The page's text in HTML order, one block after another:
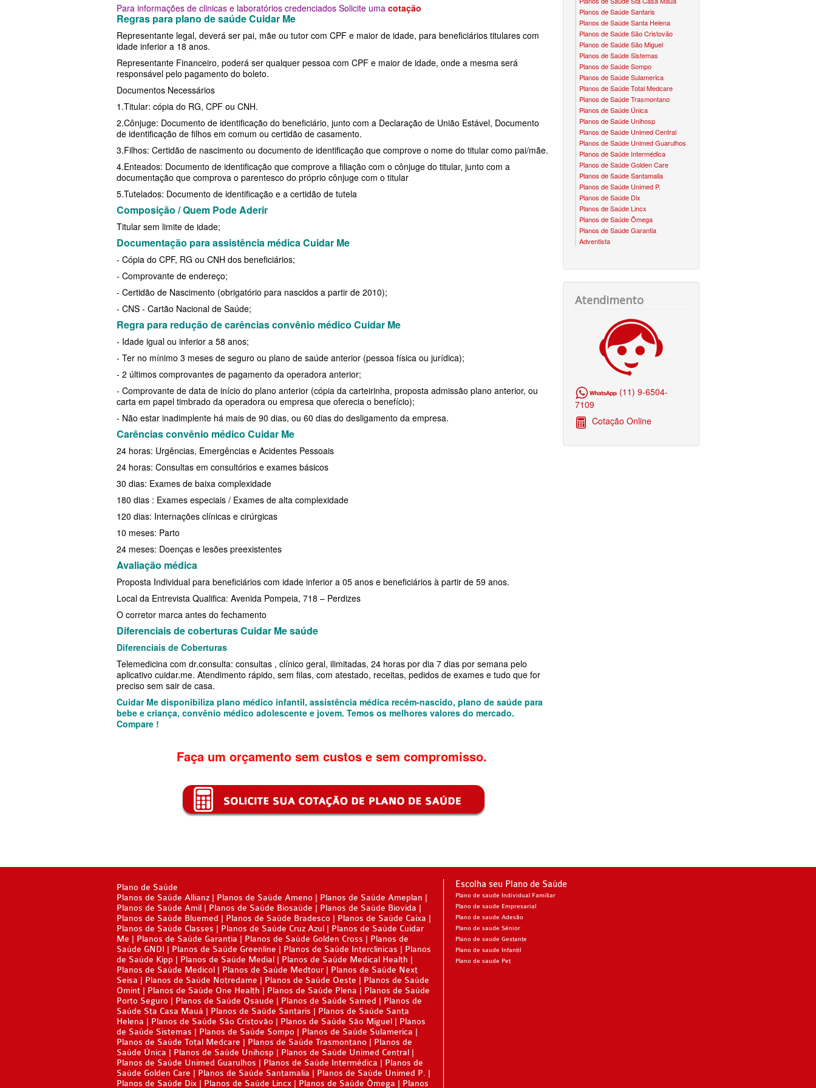
MED TOUR PLANO DE SAÚDE EMPRESARIAL
NEXT SEISA PLANO DE SAÚDE EMPRESARIAL
NOTREDAME PLANO DE SAÚDE
EMPRESARIAL
OMINT PLANO DE SAÚDE EMPRESARIAL
ONE HEALTH PLANO DE SAÚDE
EMPRESARIAL
PLENA PLANO DE SAÚDE EMPRESARIAL
PORTO SEGURO PLANO DE SAÚDE
EMPRESARIAL
SANTA CASA DE MAUÁ PLANO DE SAÚDE
EMPRESARIAL
SANTA HELENA PLANO DE SAÚDE
EMPRESARIAL
SÃO CRISTOVÃO PLANO DE SAÚDE
EMPRESARIAL
SÃO MIGUEL PLANO DE SAÚDE
EMPRESARIAL
SISTEMAS PLANO DE SAÚDE EMPRESARIAL
SOMPO PLANO DE SAÚDE EMPRESARIAL
SULAMERICA PLANO DE SAÚDE
TOTAL MEDCARE PLANO DE SAÚDE
EMPRESARIAL
EMPRESARIAL
UNIHOSP PLANO DE SAÚDE EMPRESARIAL
EMPRESARIAL
UNIMED GUARULHOS PLANO DE SAÚDE
STA CASA MAUÁ PLANO DE SAÚDE
INDIVIDUAL
INDIVIDUAL
ÚNICA PLANO DE SAÚDE INDIVIDUAL
UNIHOSP PLANO DE SAÚDE INDIVIDUAL
UNIMED GUARULHOS PLANO DE SAÚDE
UNIMED GUARULHOS PLANO DE SAÚDE
FAMILIAR
CLASSES PLANO DE SAÚDE FAMILIAR
PLANO DE SAÚDE LINCX
PLANO DE SAÚDE STA CASA MAUÁ
PLANO DE SAÚDE MEDIAL
PLANO DE SAÚDE MEDICAL HEALTH
PLANO DE SAÚDE MEDICOL
PLANO DE SAÚDE MED TOUR
PLANO DE SAÚDE NEXT SEISA
PLANO DE SAÚDE NOTREDAME
PLANO DE SAÚDE OESTE AMR
PLANO DE SAÚDE ÔMEGA
PLANO DE SAÚDE OMINT
PLANO DE SAÚDE ONE HEALTH
PLANO DE SAÚDE PLENA
PLANO DE SAÚDE PORTO SEGURO
PLANO DE SAÚDE QSAÚDE
PLANO DE SAÚDE SÃO CRISTÓVÃO
PLANO DE SAÚDE SÃO MIGUEL
PLANO DE SAÚDE SANTA HELENA
PLANO DE SAÚDE SOMPO
PLANO DE SAÚDE SULAMERICA
PLANO DE SAÚDE UNIHOSP
PLANO DE SAÚDE SISTEMAS
PLANO DE SAÚDE UNIMED
PLANO DE SAÚDE UNIMED GUARULHOS
PLANO DE SAÚDE AMENO
SÃO CRISTÓVÃO PLANO DE SAÚDE ADESÃO
SULAMERICA PLANO DE SAÚDE ADESÃO
TOTAL MEDCARE PLANO DE SAÚDE ADESÃO
ÚNICA PLANO DE SAÚDE ADESÃO
UNIHOSP PLANO DE SAÚDE ADESÃO
UNIMED CENTRAL PLANO DE SAÚDE ADESÃO
UNIMED GUARULHOS PLANO DE SAÚDE
ADESÃO
RIO GRANDE DO SUL - PLANO DE SAÚDE
RONDÔNIA - PLANO DE SAÚDE
RORAIMA - PLANO DE SAÚDE
SERGIPE - PLANO DE SAÚDE
TOCANTINS - PLANO DE SAÚDE
SÃO PAULO
CONVÊNIO EM MOGI DAS CRUZES
CONVÊNIO EM OSASCO
CONVÊNIO EM POÁ
CONVÊNIO EM RIBEIRÃO PIRES
CONVÊNIO EM SANTA ISABEL
CONVÊNIO EM SANTO ANDRÉ
CONVÊNIO EM SUZANO
CONVÊNIO EM TABOÃO DA SERRA
PLANO ODONTO UNIODONTO
PLANO ODONTO UNIMED
NUNES & GROSSI
OURO BRASIL
VOCÊ CLUBE
Para informações de clinicas e laboratórios credenciados Solicite uma cotação
Regras para plano de saúde Cuidar Me
Representante legal, deverá ser pai, mãe ou tutor com CPF e maior de idade, para beneficiários titulares com
idade inferior a 18 anos.
Representante Financeiro, poderá ser qualquer pessoa com CPF e maior de idade, onde a mesma será
responsável pelo pagamento do boleto.
Documentos Necessários
1.Titular: cópia do RG, CPF ou CNH.
2.Cônjuge: Documento de identificação do beneficiário, junto com a Declaração de União Estável, Documento
de identificação de filhos em comum ou certidão de casamento.
3.Filhos: Certidão de nascimento ou documento de identificação que comprove o nome do titular como pai/mãe.
4.Enteados: Documento de identificação que comprove a filiação com o cônjuge do titular, junto com a
documentação que comprova o parentesco do próprio cônjuge com o titular
5.Tutelados: Documento de identificação e a certidão de tutela
Composição / Quem Pode Aderir
Titular sem limite de idade;
Documentação para assistência médica Cuidar Me
- Cópia do CPF, RG ou CNH dos beneficiários;
- Comprovante de endereço;
- Certidão de Nascimento (obrigatório para nascidos a partir de 2010);
- CNS - Cartão Nacional de Saúde;
Regra para redução de carências convênio médico Cuidar Me
- Idade igual ou inferior a 58 anos;
- Ter no mínimo 3 meses de seguro ou plano de saúde anterior (pessoa física ou jurídica);
- 2 últimos comprovantes de pagamento da operadora anterior;
- Comprovante de data de início do plano anterior (cópia da carteirinha, proposta admissão plano anterior, ou
carta em papel timbrado da operadora ou empresa que oferecia o benefício);
- Não estar inadimplente há mais de 90 dias, ou 60 dias do desligamento da empresa.
Carências convênio médico Cuidar Me
24 horas: Urgências, Emergências e Acidentes Pessoais
24 horas: Consultas em consultórios e exames básicos
30 dias: Exames de baixa complexidade
180 dias : Exames especiais / Exames de alta complexidade
120 dias: Internações clínicas e cirúrgicas
10 meses: Parto
24 meses: Doenças e lesões preexistentes
Avaliação médica
Proposta Individual para beneficiários com idade inferior a 05 anos e beneficiários à partir de 59 anos.
Local da Entrevista Qualifica: Avenida Pompeia, 718 – Perdizes
O corretor marca antes do fechamento
Diferenciais de coberturas Cuidar Me saúde
Diferenciais de Coberturas
Telemedicina com dr.consulta: consultas , clínico geral, ilimitadas, 24 horas por dia 7 dias por semana pelo
aplicativo cuidar.me. Atendimento rápido, sem filas, com atestado, receitas, pedidos de exames e tudo que for
preciso sem sair de casa.
Cuidar Me disponibiliza plano médico infantil, assistência médica recém-nascido, plano de saúde para
bebe e criança, convênio médico adolescente e jovem. Temos os melhores valores do mercado.
Compare !
Faça um orçamento sem custos e sem compromisso.
Planos de Saúde Santaris
Planos de Saúde Santa Helena
Planos de Saúde São Cristovão
Planos de Saúde São Miguel
Planos de Saúde Sistemas
Planos de Saúde Sompo
Planos de Saúde Sulamerica
Planos de Saúde Total Medcare
Planos de Saúde Trasmontano
Planos de Saúde Única
Planos de Saúde Unihosp
Planos de Saúde Unimed Central
Planos de Saúde Unimed Guarulhos
Planos de Saúde Intermédica
Planos de Saúde Golden Care
Planos de Saúde Santamalia
Planos de Saúde Unimed P.
Planos de Saúde Dix
Planos de Saúde Lincx
Planos de Saúde Ômega
Planos de Saúde Garantia
Adventista
Atendimento
(11) 9-6504-
7109
Cotação Online
Plano de Saúde
Planos de Saúde Allianz
Planos de Saúde Ameno
Planos de Saúde Ameplan
Planos de Saúde Amil
Planos de Saúde Biosaúde
Planos de Saúde Biovida
Planos de Saúde Bluemed
Planos de Saúde Bradesco
Planos de Saúde Caixa
Planos de Saúde Classes
Planos de Saúde Cruz Azul
Planos de Saúde Cuidar
Me
Planos de Saúde Garantia Planos de Saúde Golden Cross
Planos de
Saúde GNDI
Planos de Saúde Greenline Planos de Saúde Interclinicas
Planos
de Saúde Kipp
Planos de Saúde Medial
Planos de Saúde Medical Health
Planos de Saúde Medicol
Planos de Saúde Medtour
Planos de Saúde Next
Seisa
Planos de Saúde Notredame Planos de Saúde Oeste
Planos de Saúde
Omint
Planos de Saúde One Health Planos de Saúde Plena
Planos de Saúde
Porto Seguro
Planos de Saúde Qsaude Planos de Saúde Samed
Planos de
Saúde Sta Casa Mauá
Planos de Saúde Santaris
Planos de Saúde Santa
Helena
Planos de Saúde São Cristovão Planos de Saúde São Miguel
Planos
de Saúde Sistemas
Planos de Saúde Sompo
Planos de Saúde Sulamerica
Planos de Saúde Total Medcare
Planos de Saúde Trasmontano
Planos de
Saúde Única
Planos de Saúde Unihosp
Planos de Saúde Unimed Central
Planos de Saúde Unimed Guarulhos
Planos de Saúde Intermédica
Planos de
Saúde Golden Care
Planos de Saúde Santamalia
Planos de Saúde Unimed P.
Planos de Saúde Dix
Planos de Saúde Lincx Planos de Saúde Ômega Planos
Escolha seu Plano de Saúde
Plano de saude Individual Familiar
Plano de saude Empresarial
Plano de saude Adesão
Plano de saude Sênior
Plano de saude Gestante
Plano de saude Infantil
Plano de saude Pet